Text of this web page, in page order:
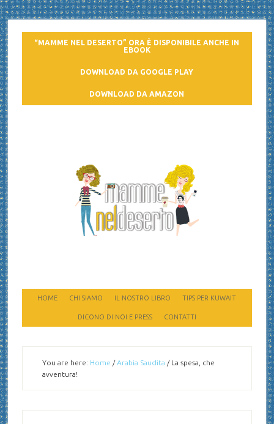
“MAMME NEL DESERTO” ORA È DISPONIBILE ANCHE IN
EBOOK
DOWNLOAD DA GOOGLE PLAY
DOWNLOAD DA AMAZON
HOME CHI SIAMO IL NOSTRO LIBRO TIPS PER KUWAIT
DICONO DI NOI E PRESS CONTATTI
You are here: Home / Arabia Saudita /La spesa, che
avventura!